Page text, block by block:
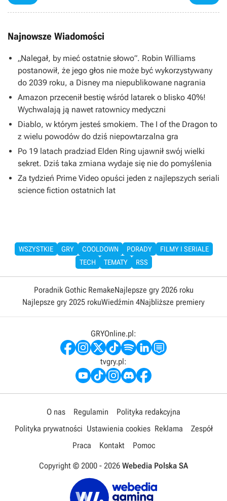
Najnowsze Wiadomości
„Nalegał, by mieć ostatnie słowo”. Robin Williams
postanowił, że jego głos nie może być wykorzystywany
do 2039 roku, a Disney ma niepublikowane nagrania
Amazon przecenił bestię wśród latarek o blisko 40%!
Wychwalają ją nawet ratownicy medyczni
Diablo, w którym jesteś smokiem. The I of the Dragon to
z wielu powodów do dziś niepowtarzalna gra
Po 19 latach pradziad Elden Ring ujawnił swój wielki
sekret. Dziś taka zmiana wydaje się nie do pomyślenia
Za tydzień Prime Video opuści jeden z najlepszych seriali
science fiction ostatnich lat
WSZYSTKIE GRY COOLDOWN PORADY
FILMY I SERIALE
TECH
TEMATY RSS
Poradnik Gothic RemakeNajlepsze gry 2026 roku
Najlepsze gry 2025 rokuWiedźmin 4Najbliższe premiery
GRYOnline.pl:
tvgry.pl:
O nas Regulamin
Polityka redakcyjna
Polityka prywatności Ustawienia cookies Reklama
Zespół
Praca
Kontakt Pomoc
Copyright © 2000 - 2026 Webedia Polska SA